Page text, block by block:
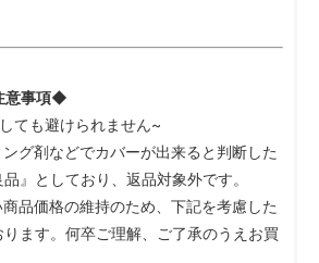
意事項◆
ても避けられません~
グ剤などでカバーが出来ると判断した
』としており、返品対象外です。
品価格の維持のため、下記を考慮した
ます。何卒ご理解、ご了承のうえお買